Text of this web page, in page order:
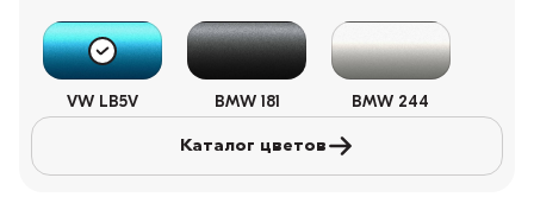
VW LB5V BMW 181 BMW 244
Каталог цветов